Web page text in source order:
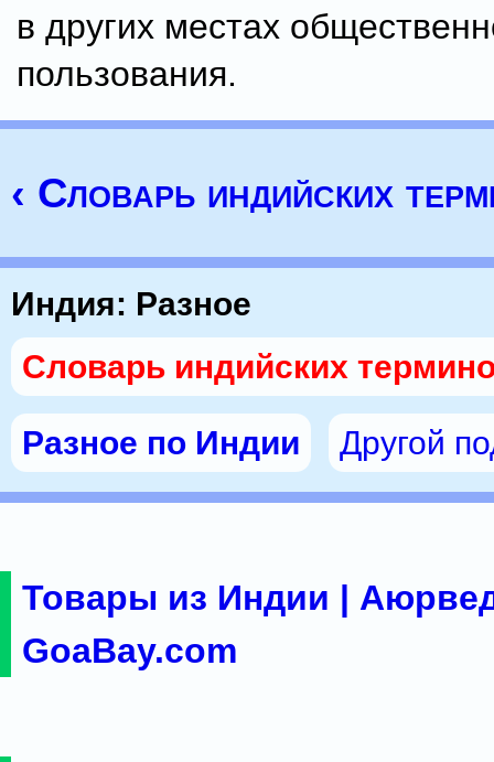
в других местах
пользования.
‹ Словарь индийских
Индия: Разное
Словарь индийских
Разное по Индии Другой
Товары из Индии |
GoaBay.com